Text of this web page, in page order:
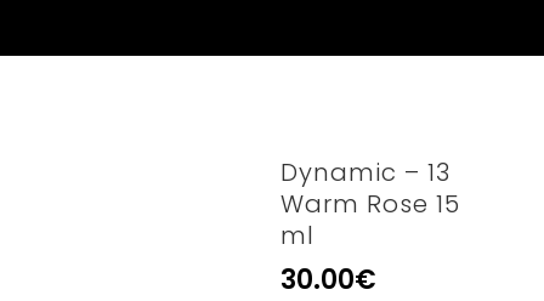
Dynamic – 13
Warm Rose 15
ml
30.00€